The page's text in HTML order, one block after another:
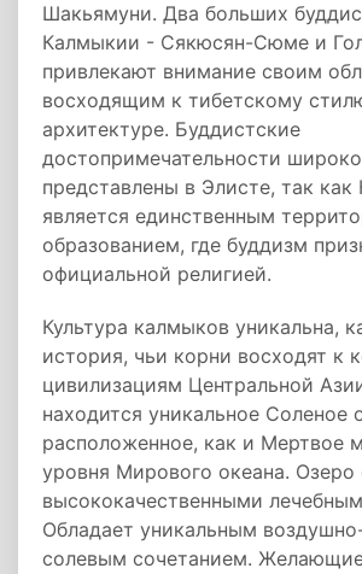
Шакьямуни. Два больших
Калмыкии - Сякюсян-Сюме и
привлекают внимание своим
восходящим к тибетскому
архитектуре. Буддистские
достопримечательности широко
представлены в Элисте, так
является единственным
образованием, где буддизм
официальной религией.
Культура калмыков уникальна,
история, чьи корни восходят к
цивилизациям Центральной
находится уникальное Соленое
расположенное, как и Мертвое
уровня Мирового океана. Озеро
высококачественными
Обладает уникальным
солевым сочетанием.